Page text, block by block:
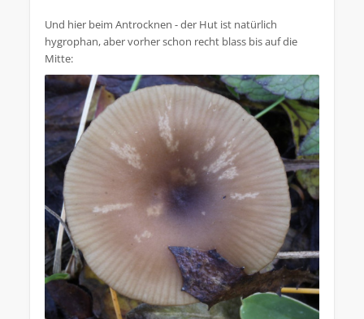
Und hier beim Antrocknen - der Hut ist natürlich
hygrophan, aber vorher schon recht blass bis auf die
Mitte: